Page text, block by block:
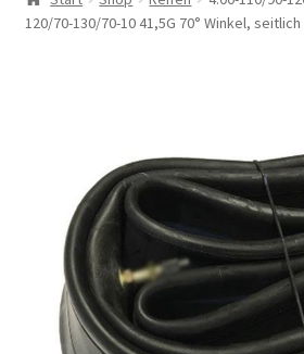
Schläuche
Reifentests
Kontakt
120/70-130/70-10 41,5G 70° Winkel, seitlich